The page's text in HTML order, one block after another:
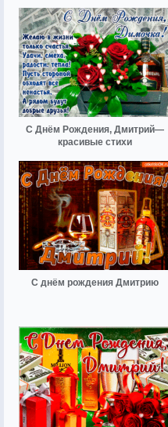
С Днём Рождения, Дмитрий—
красивые стихи
С днём рождения Дмитрию